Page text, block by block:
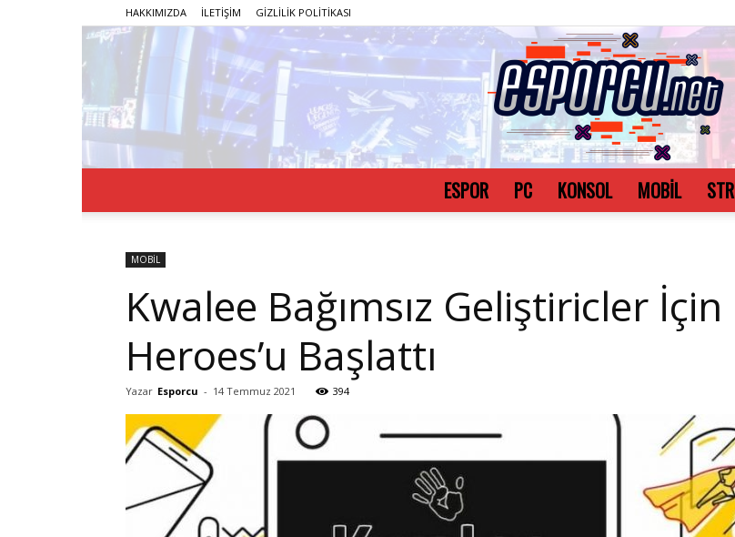
HAKKIMIZDA İLETİŞİM GİZLİLİK POLİTİKASI
ESPOR PC KONSOL MOBİL
MOBİL
Kwalee Bağımsız Geliştiricler
Heroes’u Başlattı
Yazar Esporcu - 14 Temmuz 2021 394